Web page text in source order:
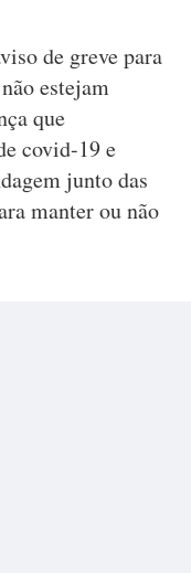
de greve para
estejam
que
covid-19 e
junto das
manter ou não